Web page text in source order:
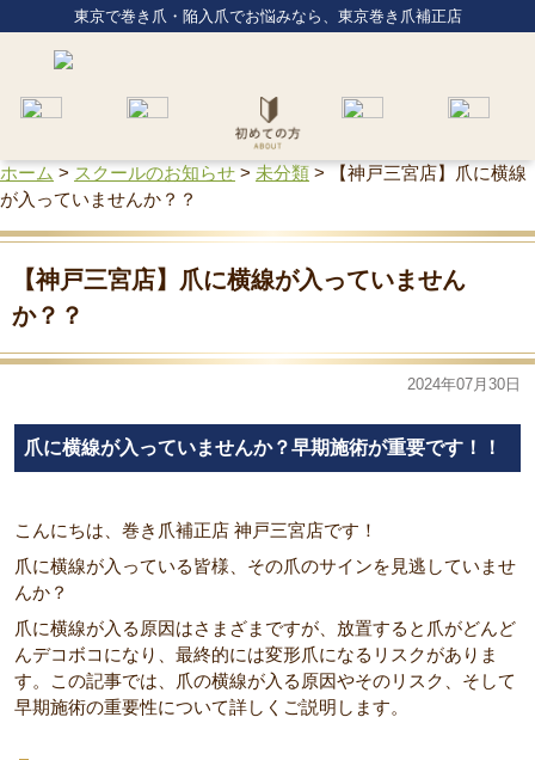
東京で巻き爪・陥入爪でお悩みなら、東京巻き爪補正店
ホーム > スクールのお知らせ > 未分類 >
【神戸三宮店】爪に横線
が入っていませんか？？
【神戸三宮店】爪に横線が入っていません
か？？
2024年07月30日
爪に横線が入っていませんか？早期施術が重要です！！
こんにちは、巻き爪補正店 神戸三宮店です！
爪に横線が入っている皆様、その爪のサインを見逃していませ
んか？
爪に横線が入る原因はさまざまですが、放置すると爪がどんど
んデコボコになり、最終的には変形爪になるリスクがありま
す。この記事では、爪の横線が入る原因やそのリスク、そして
早期施術の重要性について詳しくご説明します。